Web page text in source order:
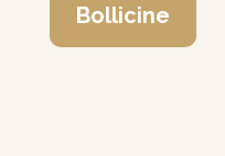
Bollicine